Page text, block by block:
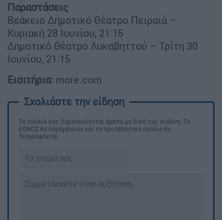
Παραστάσεις
Βεάκειο Δημοτικό Θέατρο Πειραιά –
Κυριακή 28 Ιουνίου, 21:15
Δημοτικό Θέατρο Λυκαβηττού – Τρίτη 30
Ιουνίου, 21:15
Εισιτήρια: more.com
Τα σχολιά σας δημοσιεύονται άμεσα με δική σας ευθύνη. Το
ΕΘΝΟΣ θα παρεμβαίνει και τα προσβλητικά σχόλια θα
διαγράφονται